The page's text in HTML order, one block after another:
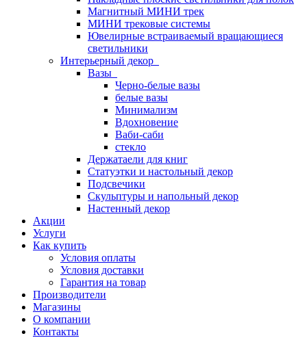
Магнитный МИНИ трек
МИНИ трековые системы
Ювелирные встраиваемый вращающиеся
светильники
Интерьерный декор
Вазы
Черно-белые вазы
белые вазы
Минимализм
Вдохновение
Ваби-саби
стекло
Держатаели для книг
Статуэтки и настольный декор
Подсвечики
Скульптуры и напольный декор
Настенный декор
Акции
Услуги
Как купить
Условия оплаты
Условия доставки
Гарантия на товар
Производители
Магазины
О компании
Контакты